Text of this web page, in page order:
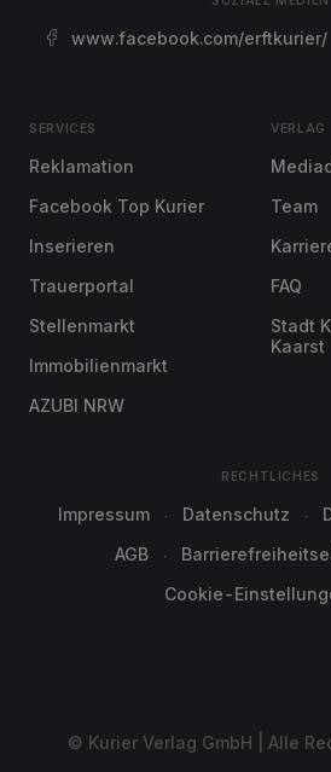
www.facebook.com/erftkurier/
SERVICES
Reklamation
Facebook Top Kurier
Inserieren
Trauerportal
Stellenmarkt
Immobilienmarkt
AZUBI NRW
VERLAG
Team
FAQ
Stadt
Kaarst
RECHTLICHES
Impressum Datenschutz
AGB
Cookie-
© Kurier Verlag GmbH | Alle